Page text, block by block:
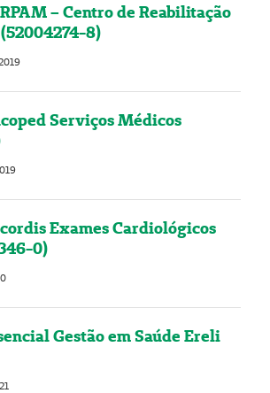
– Centro de Reabilitação
8)
Serviços Médicos
Exames Cardiológicos
0)
Gestão em Saúde Ereli